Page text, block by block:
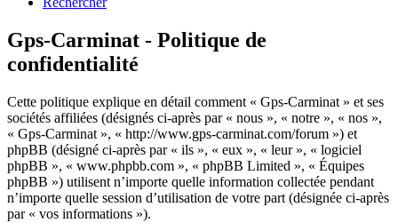
Gps-Carminat - Politique de
confidentialité
Cette politique explique en détail comment « Gps-Carminat » et ses
sociétés affiliées (désignés ci-après par « nous », « notre », « nos »,
« Gps-Carminat », « http://www.gps-carminat.com/forum ») et
phpBB (désigné ci-après par « ils », « eux », « leur », « logiciel
phpBB », « www.phpbb.com », « phpBB Limited », « Équipes
phpBB ») utilisent n’importe quelle information collectée pendant
n’importe quelle session d’utilisation de votre part (désignée ci-après
par « vos informations »).